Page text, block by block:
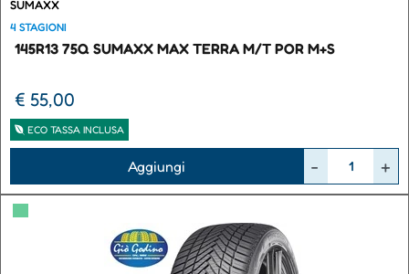
SUMAXX
4 STAGIONI
145R13 75Q SUMAXX MAX TERRA M/T POR M+S
€ 55,00
ECO TASSA INCLUSA
Aggiungi
▀